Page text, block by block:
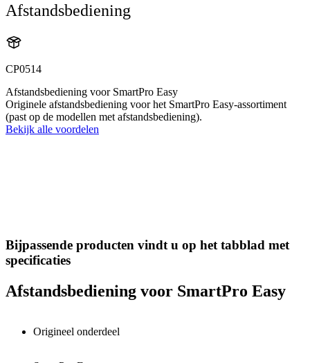
Afstandsbediening
CP0514
Afstandsbediening voor SmartPro Easy
Originele afstandsbediening voor het SmartPro Easy-assortiment
(past op de modellen met afstandsbediening).
Bekijk alle voordelen
Bijpassende producten vindt u op het tabblad met
specificaties
Afstandsbediening voor SmartPro Easy
Origineel onderdeel